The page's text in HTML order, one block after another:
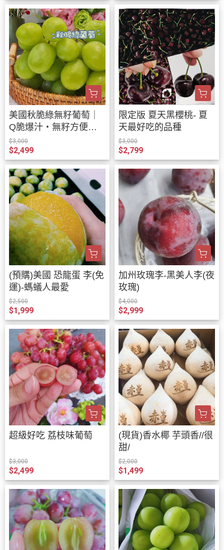
美國秋脆綠無籽葡萄｜
Q脆爆汁・無籽方便
吃・香甜清口｜Smile水
果宅配
$3,000
$2,499
限定版 夏天黑櫻桃- 夏
天最好吃的品種
$3,000
$2,799
(預購)美國 恐龍蛋 李(免
運)-螞蟻人最愛
$2,500
$1,999
加州玫瑰李-黑美人李(夜
玫瑰)
$4,000
$2,999
超級好吃 荔枝味葡萄
$3,000
$2,499
(現貨)香水椰 芋頭香//很
甜/
$2,000
$1,499